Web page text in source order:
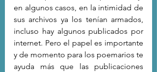
en algunos casos, en la intimidad de
sus archivos ya los tenían armados,
incluso hay algunos publicados por
internet. Pero el papel es importante
y de momento para los poemarios te
ayuda más que las publicaciones